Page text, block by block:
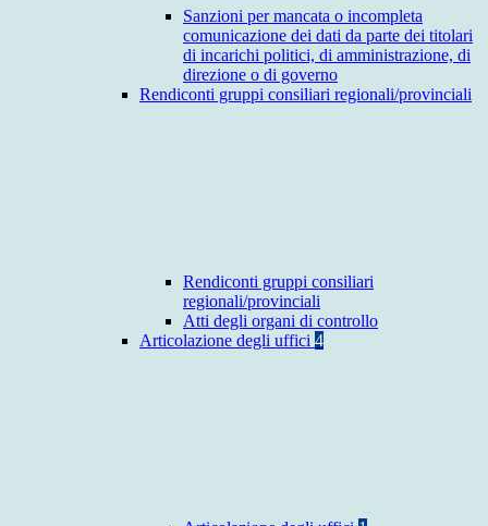
Sanzioni per mancata o incompleta
comunicazione dei dati da parte dei titolari
di incarichi politici, di amministrazione, di
direzione o di governo
Rendiconti gruppi consiliari regionali/provinciali
Rendiconti gruppi consiliari
regionali/provinciali
Atti degli organi di controllo
Articolazione degli uffici 4